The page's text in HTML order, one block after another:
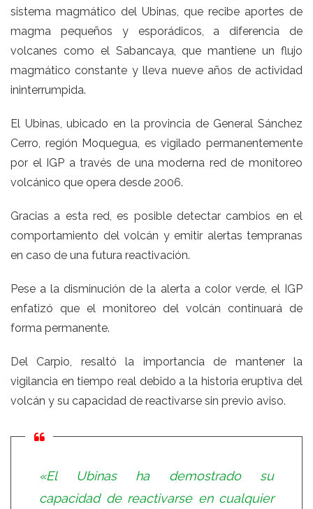
sistema magmático del Ubinas, que recibe aportes de
magma pequeños y esporádicos, a diferencia de
volcanes como el Sabancaya, que mantiene un flujo
magmático constante y lleva nueve años de actividad
ininterrumpida.
El Ubinas, ubicado en la provincia de General Sánchez
Cerro, región Moquegua, es vigilado permanentemente
por el IGP a través de una moderna red de monitoreo
volcánico que opera desde 2006.
Gracias a esta red, es posible detectar cambios en el
comportamiento del volcán y emitir alertas tempranas
en caso de una futura reactivación.
Pese a la disminución de la alerta a color verde, el IGP
enfatizó que el monitoreo del volcán continuará de
forma permanente.
Del Carpio, resaltó la importancia de mantener la
vigilancia en tiempo real debido a la historia eruptiva del
volcán y su capacidad de reactivarse sin previo aviso.
«El Ubinas ha demostrado su
capacidad de reactivarse en cualquier